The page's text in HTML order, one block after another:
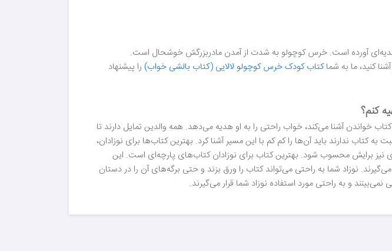
آورده است. خرس کوچولو به شدت از آمدن مادربزرگش خوشحال است.
کنید، ما به شماکتاب کودک خرس کوچولو لالایی (کتاب بالشی خواب) را پیشنهاد
کنم؟
خواندن آشنا می‌کند، خواب راحتی را به او هدیه می‌دهد. همه والدین تمایل دارند تا
کتاب ندارند باید آن‌ها را کم کم با این مسیر آشنا کرد. بهترین کتاب‌ها برای نوزادان،
نیز برایش محسوب شود. بهترین کتاب برای نوزادان کتاب‌های پارچه‌ای است. این
نوزاد شما به راحتی می‌تواند کتاب را ورق بزند و حتی برگه‌های آن را در دستان
و به راحتی مورد استفاده نوزاد شما قرار می‌گیرند.